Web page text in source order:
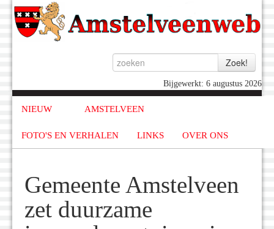
Bijgewerkt: 6 augustus 2026
NIEUW AMSTELVEEN
FOTO'S EN VERHALEN LINKS OVER ONS
Gemeente Amstelveen
zet duurzame